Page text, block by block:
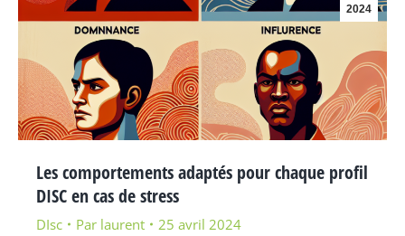
2024
Les comportements adaptés pour chaque profil
DISC en cas de stress
DIsc Par laurent 25 avril 2024